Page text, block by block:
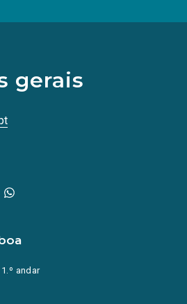
gerais
andar